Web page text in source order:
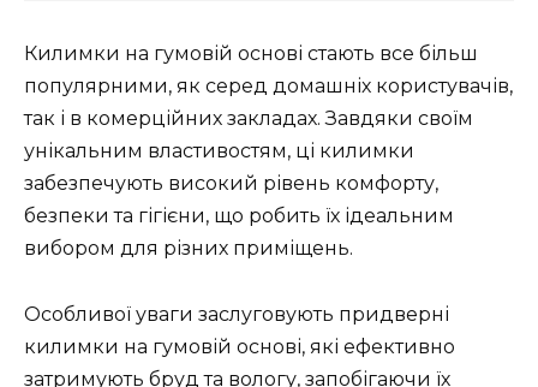
Килимки на гумовій основі стають все більш
популярними, як серед домашніх користувачів,
так і в комерційних закладах. Завдяки своїм
унікальним властивостям, ці килимки
забезпечують високий рівень комфорту,
безпеки та гігієни, що робить їх ідеальним
вибором для різних приміщень.
Особливої уваги заслуговують придверні
килимки на гумовій основі, які ефективно
затримують бруд та вологу, запобігаючи їх